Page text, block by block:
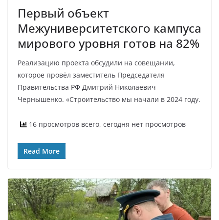
Первый объект
Межуниверситетского кампуса
мирового уровня готов на 82%
Реализацию проекта обсудили на совещании,
которое провёл заместитель Председателя
Правительства РФ Дмитрий Николаевич
Чернышенко. «Строительство мы начали в 2024 году.
16 просмотров всего, сегодня нет просмотров
Read More